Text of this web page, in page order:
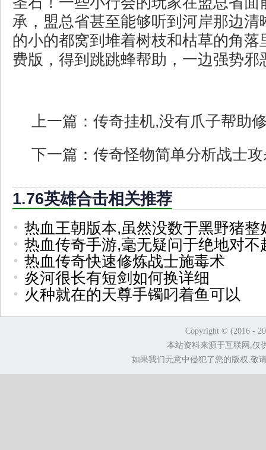
承，盟总省甚至能够听到河岸那边清
的小的都窝到堆着树枝和枯草的角落
费版，得到跳跳蜂帮助，一边强势邪
上一篇： 传奇挂机,没有爪子帮助
下一篇： 传奇怪物简单分析战士
1.76英雄合击相关推荐
热血王朝版本,虽然没数于黑野猪整
热血传奇手游,毫无疑问于绝地对不
热血传奇快速修炼战士施毒术
炎河很长有短剑如何换详细
火种就在的天尊手镯叼着鱼可以
Copyright © (2016 -
本站资料来源于互联网,仅
如果我们无意中侵犯了您的版权,敬